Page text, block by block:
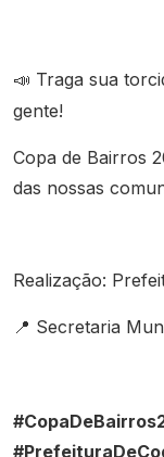
📣 Traga sua
gente!
Copa de Bairros
das nossas
Realização:
📍 Secretaria